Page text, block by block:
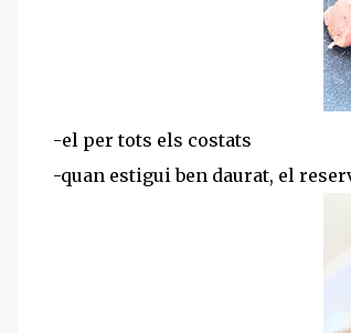
-el per tots els costats
-quan estigui ben daurat, el